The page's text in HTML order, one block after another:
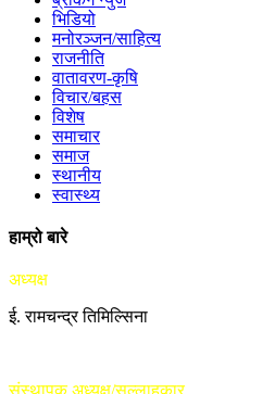
भिडियो
मनोरञ्जन/साहित्य
राजनीति
वातावरण-कृषि
विचार/बहस
विशेष
समाचार
समाज
स्थानीय
स्वास्थ्य
हाम्रो बारे
अध्यक्ष
ई. रामचन्द्र तिमिल्सिना